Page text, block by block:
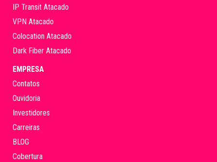
IP Transit Atacado
VPN Atacado
Colocation Atacado
Dark Fiber Atacado
EMPRESA
Contatos
Ouvidoria
Investidores
Carreiras
BLOG
Cobertura